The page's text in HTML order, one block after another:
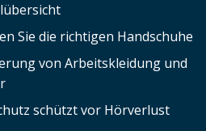
Sie die richtigen Handschuhe
von Arbeitskleidung und
schützt vor Hörverlust